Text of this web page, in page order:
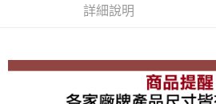
全家取貨付款
每筆NT$60，滿NT$1,500(含以上)免運費
詳細說明